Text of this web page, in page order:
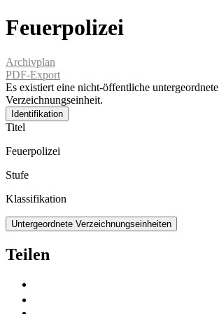
Feuerpolizei
Archivplan
PDF-Export
Es existiert eine nicht-öffentliche untergeordnete
Verzeichnungseinheit.
Identifikation
Titel
Feuerpolizei
Stufe
Klassifikation
Untergeordnete Verzeichnungseinheiten
Teilen